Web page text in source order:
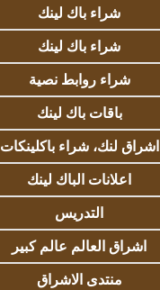
شراء باك لينك
شراء باك لينك
شراء روابط نصية
باقات باك لينك
اشراق لنك، شراء باكلينكات
اعلانات الباك لينك
التدريس
اشراق العالم عالم كبير
منتدى الاشراق